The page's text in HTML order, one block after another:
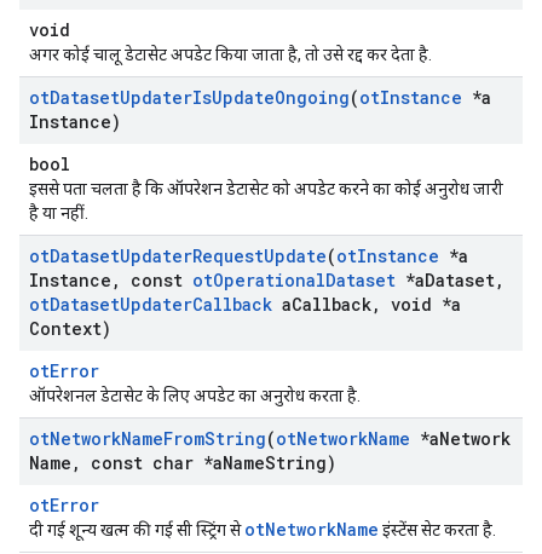
void
अगर कोई चालू डेटासेट अपडेट किया जाता है, तो उसे रद्द कर देता है.
otDatasetUpdaterIsUpdateOngoing(otInstance *a
Instance)
bool
इससे पता चलता है कि ऑपरेशन डेटासेट को अपडेट करने का कोई अनुरोध जारी
है या नहीं.
otDatasetUpdaterRequestUpdate(otInstance *a
Instance , const otOperationalDataset *aDataset,
otDatasetUpdaterCallback aCallback, void *a
Context)
otError
ऑपरेशनल डेटासेट के लिए अपडेट का अनुरोध करता है.
otNetworkNameFromString(otNetworkName *aNetwork
Name , const char *aNameString)
otError
दी गई शून्य खत्म की गई सी स्ट्रिंग सेotNetworkName इंस्टेंस सेट करता है.